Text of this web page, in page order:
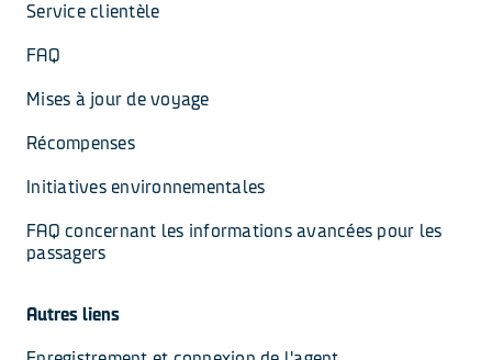
Service clientèle
FAQ
Mises à jour de voyage
Récompenses
Initiatives environnementales
FAQ concernant les informations avancées pour les
passagers
Autres liens